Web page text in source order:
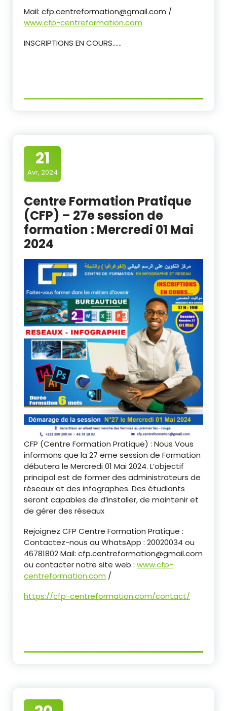
Mail: cfp.centreformation@gmail.com /
www.cfp-centreformation.com
INSCRIPTIONS EN COURS……
21
Avr, 2024
Centre Formation Pratique
(CFP) – 27e session de
formation : Mercredi 01 Mai
2024
CFP (Centre Formation Pratique) : Nous Vous
informons que la 27 eme session de Formation
débutera le Mercredi 01 Mai 2024. L’objectif
principal est de former des administrateurs de
réseaux et des infographes. Des étudiants
seront capables de d’installer, de maintenir et
de gérer des réseaux
Rejoignez CFP Centre Formation Pratique :
Contactez-nous au WhatsApp : 20020034 ou
46781802 Mail: cfp.centreformation@gmail.com
ou contacter notre site web : www.cfp-
centreformation.com /
https://cfp-centreformation.com/contact/